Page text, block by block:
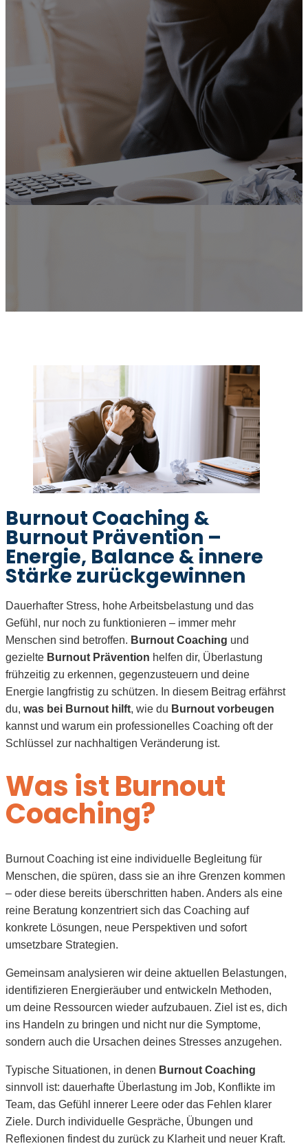
Burnout Coaching &
Burnout Prävention –
Energie, Balance & innere
Stärke zurückgewinnen
Dauerhafter Stress, hohe Arbeitsbelastung und das
Gefühl, nur noch zu funktionieren – immer mehr
Menschen sind betroffen. Burnout Coaching und
gezielte Burnout Prävention helfen dir, Überlastung
frühzeitig zu erkennen, gegenzusteuern und deine
Energie langfristig zu schützen. In diesem Beitrag erfährst
du, was bei Burnout hilft, wie du Burnout vorbeugen
kannst und warum ein professionelles Coaching oft der
Schlüssel zur nachhaltigen Veränderung ist.
Was ist Burnout
Coaching?
Burnout Coaching ist eine individuelle Begleitung für
Menschen, die spüren, dass sie an ihre Grenzen kommen
– oder diese bereits überschritten haben. Anders als eine
reine Beratung konzentriert sich das Coaching auf
konkrete Lösungen, neue Perspektiven und sofort
umsetzbare Strategien.
Gemeinsam analysieren wir deine aktuellen Belastungen,
identifizieren Energieräuber und entwickeln Methoden,
um deine Ressourcen wieder aufzubauen. Ziel ist es, dich
ins Handeln zu bringen und nicht nur die Symptome,
sondern auch die Ursachen deines Stresses anzugehen.
Typische Situationen, in denen Burnout Coaching
sinnvoll ist: dauerhafte Überlastung im Job, Konflikte im
Team, das Gefühl innerer Leere oder das Fehlen klarer
Ziele. Durch individuelle Gespräche, Übungen und
Reflexionen findest du zurück zu Klarheit und neuer Kraft.